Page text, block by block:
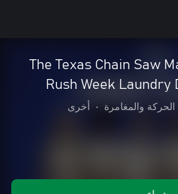
The Texas Chain Saw
Rush Week Laundry
الحركة والمغامرة • أخرى